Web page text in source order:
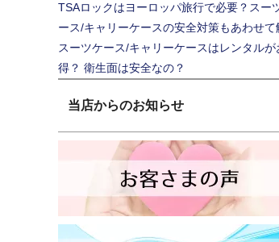
TSAロックはヨーロッパ旅行で必要？スー
ース/キャリーケースの安全対策もあわせて
スーツケース/キャリーケースはレンタルが
得？ 衛生面は安全なの？
当店からのお知らせ